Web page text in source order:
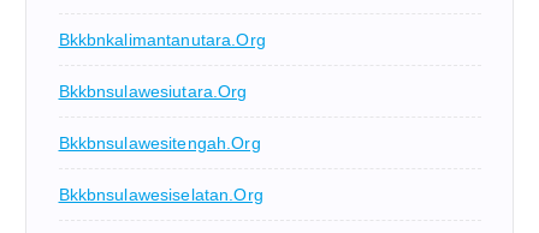
Bkkbnkalimantanutara.org
Bkkbnsulawesiutara.org
Bkkbnsulawesitengah.org
Bkkbnsulawesiselatan.org